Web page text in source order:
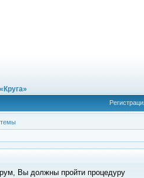
Вы должны пройти процедуру